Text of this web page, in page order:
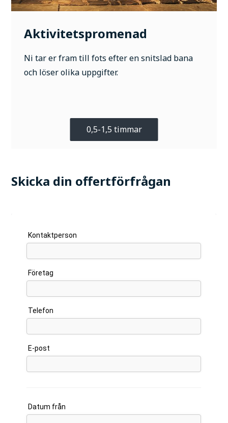
Aktivitetspromenad
Ni tar er fram till fots efter en snitslad bana
och löser olika uppgifter.
0,5-1,5 timmar
Skicka din offertförfrågan